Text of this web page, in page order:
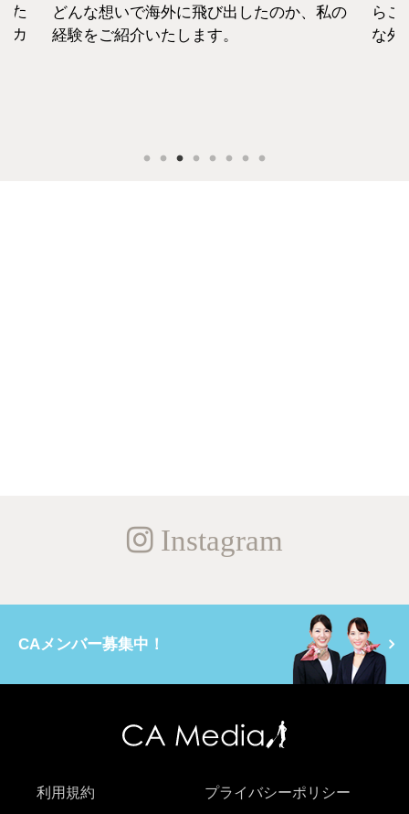
た
カ
どんな想いで海外に飛び出したのか、私の
経験をご紹介いたします。
らこ
な外
Instagram
CAメンバー募集中！
利用規約 プライバシーポリシー